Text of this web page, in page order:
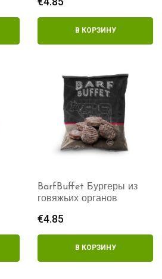
В КОРЗИНУ
BarfBuffet Бургеры из
говяжьих органов
€4.85
В КОРЗИНУ